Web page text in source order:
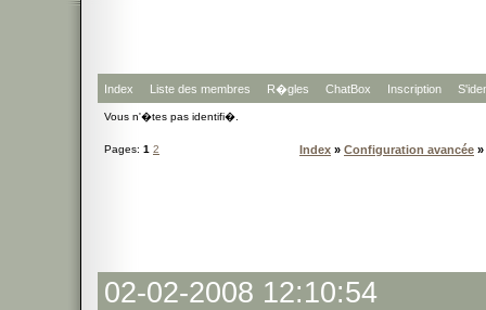
Index Liste des membres R�gles ChatBox Inscription
Vous n'�tes pas identifi�.
Pages: 1 2 Index » Configuration avancée
02-02-2008 12:10:54